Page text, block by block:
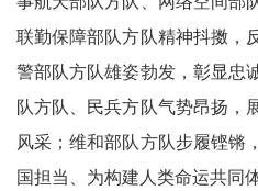
联勤保障部队方队精神抖擞，
警部队方队雄姿勃发，彰显忠
队方队、民兵方队气势昂扬，
风采；维和部队方队步履铿锵
国担当、为构建人类命运共同